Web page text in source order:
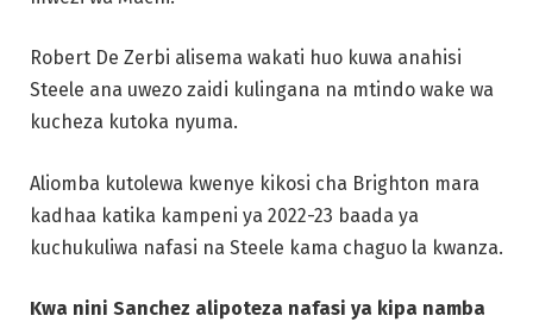
Robert De Zerbi alisema wakati huo kuwa anahisi
Steele ana uwezo zaidi kulingana na mtindo wake wa
kucheza kutoka nyuma.
Aliomba kutolewa kwenye kikosi cha Brighton mara
kadhaa katika kampeni ya 2022-23 baada ya
kuchukuliwa nafasi na Steele kama chaguo la kwanza.
Kwa nini Sanchez alipoteza nafasi ya kipa namba